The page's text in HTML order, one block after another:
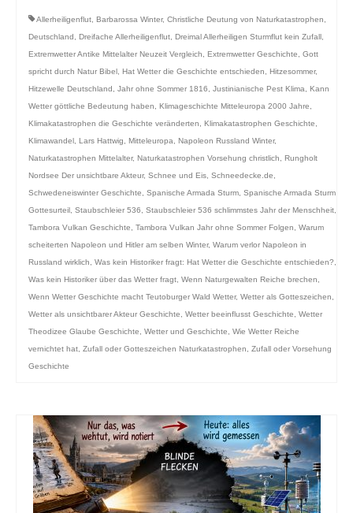
Allerheiligenflut Barbarossa Winter, Christliche Deutung von Naturkatastrophen
Deutschland
Dreifache Allerheiligenflut Dreimal Allerheiligen Sturmflut kein Zufall
Extremwetter Antike Mittelalter Neuzeit Vergleich
Extremwetter Geschichte
Gott
spricht durch Natur Bibel Hat Wetter die Geschichte entschieden Hitzesommer,
Hitzewelle Deutschland
Jahr ohne Sommer 1816 Justinianische Pest Klima
Kann
Wetter göttliche Bedeutung haben
Klimageschichte Mitteleuropa 2000 Jahre
Klimakatastrophen die Geschichte veränderten
Klimakatastrophen Geschichte
Klimawandel Lars Hattwig Mitteleuropa Napoleon Russland Winter,
Naturkatastrophen Mittelalter, Naturkatastrophen Vorsehung christlich
Rungholt
Nordsee Der unsichtbare Akteur, Schnee und Eis Schneedecke.de
Schwedeneiswinter Geschichte
Spanische Armada Sturm Spanische Armada Sturm
Gottesurteil Staubschleier 536 Staubschleier 536 schlimmstes Jahr der Menschheit
Tambora Vulkan Geschichte
Tambora Vulkan Jahr ohne Sommer Folgen
Warum
scheiterten Napoleon und Hitler am selben Winter, Warum verlor Napoleon in
Russland wirklich
Was kein Historiker fragt: Hat Wetter die Geschichte entschieden?
Was kein Historiker über das Wetter fragt Wenn Naturgewalten Reiche brechen
Wenn Wetter Geschichte macht Teutoburger Wald Wetter, Wetter als Gotteszeichen
Wetter als unsichtbarer Akteur Geschichte
Wetter beeinflusst Geschichte
Wetter
Theodizee Glaube Geschichte
Wetter und Geschichte
Wie Wetter Reiche
vernichtet hat Zufall oder Gotteszeichen Naturkatastrophen
Zufall oder Vorsehung
Geschichte